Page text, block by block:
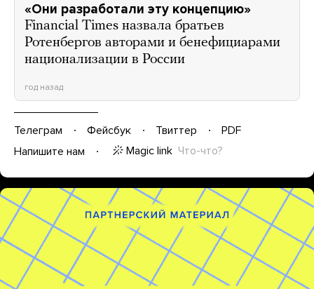
«Они разработали эту концепцию»
Financial Times назвала братьев
Ротенбергов авторами и бенефициарами
национализации в России
год назад
Телеграм Фейсбук Твиттер
PDF
Напишите нам
Magic link Что-что?